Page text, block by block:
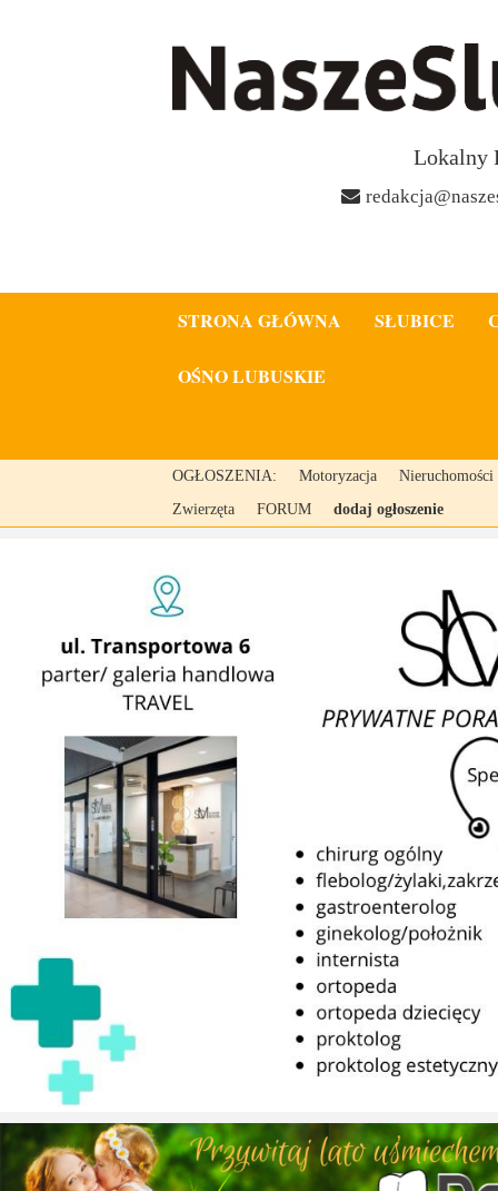
Lokalny
STRONA GŁÓWNA SŁUBICE
OŚNO LUBUSKIE
OGŁOSZENIA: Motoryzacja
Nieruchomości
Zwierzęta
FORUM dodaj ogłoszenie